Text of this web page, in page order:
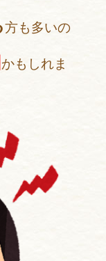
方も多いの
かもしれま